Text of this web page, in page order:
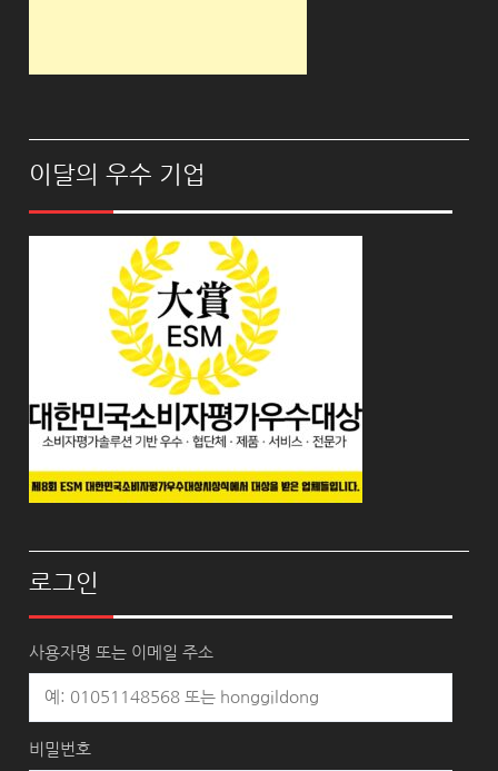
이달의 우수 기업
로그인
사용자명 또는 이메일 주소
비밀번호